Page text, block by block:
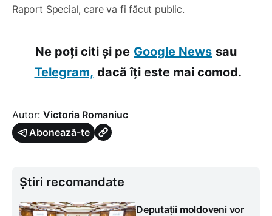
Raport Special, care va fi făcut public.
Ne poți citi și pe Google News sau
Telegram, dacă îți este mai comod.
Autor: Victoria Romaniuc
Abonează-te
Știri recomandate
Deputații moldoveni vor